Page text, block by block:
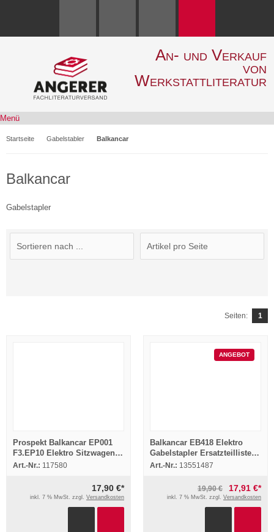
An- und Verkauf
von
Werkstattliteratur
Menü
Startseite Gabelstabler Balkancar
Balkancar
Gabelstapler
Seiten: 1
Prospekt Balkancar EP001
F3.EP10 Elektro Sitzwagen
ca. 1960er Jahre Bulgarien
Art.-Nr.: 117580
17,90 €*
inkl. 7 % MwSt. zzgl. Versandkosten
ANGEBOT
Balkancar EB418 Elektro
Gabelstapler Ersatzteilliste
Parts Catalogue 1974
Art.-Nr.: 13551487
19,90 € 17,91 €*
inkl. 7 % MwSt. zzgl. Versandkosten